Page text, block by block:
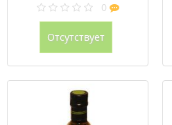
0
Отсутствует